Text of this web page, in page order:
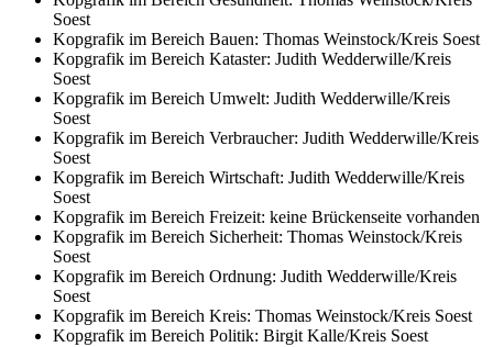
Soest
Kopgrafik im Bereich Bauen: Thomas Weinstock/Kreis Soest
Kopgrafik im Bereich Kataster: Judith Wedderwille/Kreis
Soest
Kopgrafik im Bereich Umwelt: Judith Wedderwille/Kreis
Soest
Kopgrafik im Bereich Verbraucher: Judith Wedderwille/Kreis
Soest
Kopgrafik im Bereich Wirtschaft: Judith Wedderwille/Kreis
Soest
Kopgrafik im Bereich Freizeit: keine Brückenseite vorhanden
Kopgrafik im Bereich Sicherheit: Thomas Weinstock/Kreis
Soest
Kopgrafik im Bereich Ordnung: Judith Wedderwille/Kreis
Soest
Kopgrafik im Bereich Kreis: Thomas Weinstock/Kreis Soest
Kopgrafik im Bereich Politik: Birgit Kalle/Kreis Soest